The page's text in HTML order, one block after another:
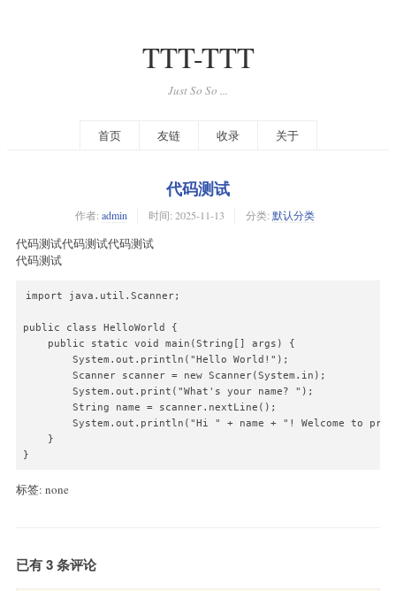
TTT-TTT
Just So So ...
首页 友链 收录 关于
代码测试
作者: admin 时间: 2025-11-13 分类: 默认分类
代码测试代码测试代码测试
代码测试
import java.util.Scanner;
public class HelloWorld {
    public static void main(String[] args) {
        System.out.println("Hello World!");
        Scanner scanner = new Scanner(System.in);
        System.out.print("What's your name? ");
        String name = scanner.nextLine();
System.out.println("Hi " + name + "! Welcome to
    }
}
标签: none
已有 3 条评论